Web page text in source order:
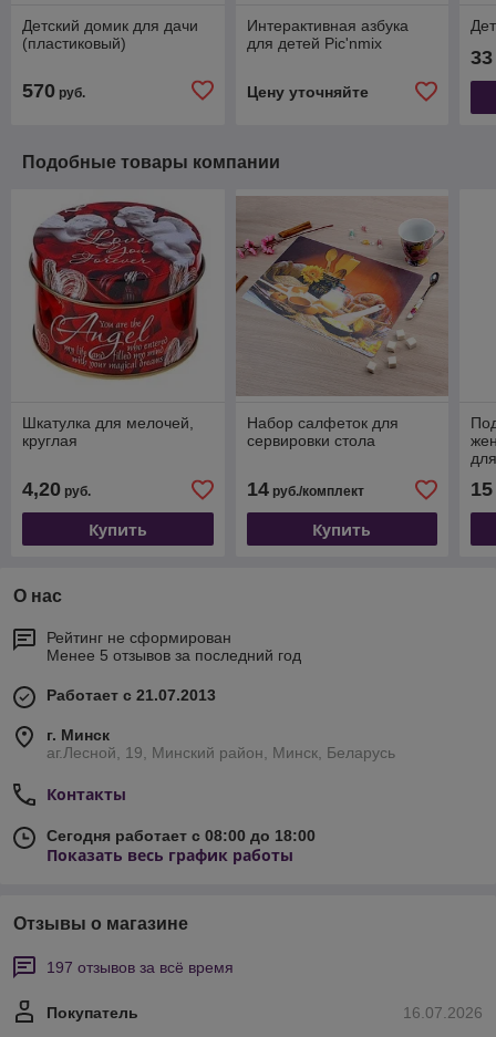
Детский домик для дачи
(пластиковый)
570 руб.
Интерактивная азбука
для детей Pic'nmix
Цену уточняйте
33
Подобные товары компании
Шкатулка для мелочей,
круглая
4,20 руб.
Купить
Набор салфеток для
сервировки стола
14руб./комплект
Купить
15
О нас
Рейтинг не сформирован
Менее 5 отзывов за последний год
Работает с 21.07.2013
г. Минск
аг.Лесной, 19, Минский район, Минск, Беларусь
Контакты
Сегодня работает с 08:00 до 18:00
Показать весь график работы
Отзывы о магазине
197 отзывов за всё время
16.07.2026
Покупатель